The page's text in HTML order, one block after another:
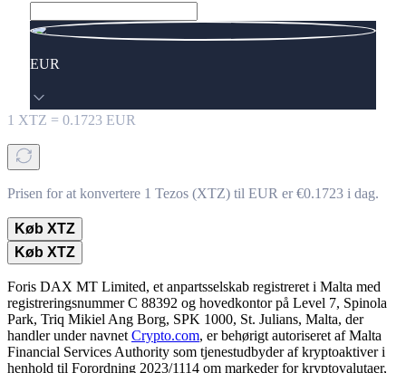
EUR
1 XTZ = 0.1723 EUR
Prisen for at konvertere 1 Tezos (XTZ) til EUR er €0.1723 i dag.
Køb XTZ
Køb XTZ
Foris DAX MT Limited, et anpartsselskab registreret i Malta med
registreringsnummer C 88392 og hovedkontor på Level 7, Spinola
Park, Triq Mikiel Ang Borg, SPK 1000, St. Julians, Malta, der
handler under navnet Crypto.com, er behørigt autoriseret af Malta
Financial Services Authority som tjenestudbyder af kryptoaktiver i
henhold til Forordning 2023/1114 om markeder for kryptovalutaer,